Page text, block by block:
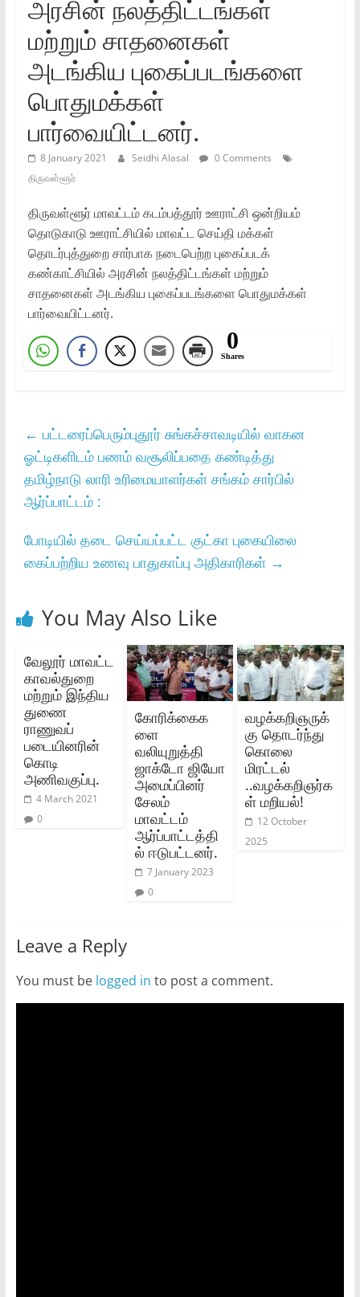
அரசின் நலத்திட்டங்கள்
மற்றும் சாதனைகள்
அடங்கிய புகைப்படங்களை
பொதுமக்கள்
பார்வையிட்டனர்.
8 January 2021 Seidhi Alasal
0 Comments
திருவள்ளூர்
திருவள்ளூர் மாவட்டம் கடம்பத்தூர் ஊராட்சி ஒன்றியம்
தொடுகாடு ஊராட்சியில் மாவட்ட செய்தி மக்கள்
தொடர்புத்துறை சார்பாக நடைபெற்ற புகைப்படக்
கண்காட்சியில் அரசின் நலத்திட்டங்கள் மற்றும்
சாதனைகள் அடங்கிய புகைப்படங்களை பொதுமக்கள்
பார்வையிட்டனர்.
0
Shares
← பட்டரைப்பெரும்புதூர் சுங்கச்சாவடியில் வாகன
ஓட்டிகளிடம் பணம் வசூலிப்பதை கண்டித்து
தமிழ்நாடு லாரி உரிமையாளர்கள் சங்கம் சார்பில்
ஆர்ப்பாட்டம் :
போடியில் தடை செய்யப்பட்ட குட்கா புகையிலை
கைப்பற்றிய உணவு பாதுகாப்பு அதிகாரிகள் →
You May Also Like
வேலூர் மாவட்ட
காவல்துறை
மற்றும் இந்திய
துணை
ராணுவப்
படையினரின்
கொடி
அணிவகுப்பு.
4 March 2021
0
கோரிக்கைக
ளை
வலியுறுத்தி
ஜாக்டோ ஜியோ
அமைப்பினர்
சேலம்
மாவட்டம்
ஆர்ப்பாட்டத்தி
ல் ஈடுபட்டனர்.
7 January 2023
0
வழக்கறிஞருக்
கு தொடர்ந்து
கொலை
மிரட்டல்
..வழக்கறிஞர்க
ள் மறியல்!
12 October
2025
Leave a Reply
You must be logged in to post a comment.